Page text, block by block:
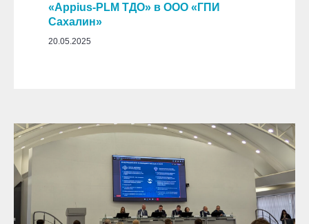
«Appius-PLM ТДО» в ООО «ГПИ
Сахалин»
20.05.2025